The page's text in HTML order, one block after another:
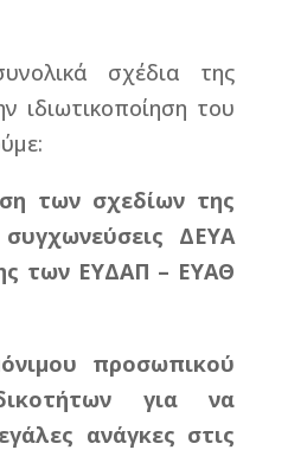
σχέδια της
ιδιωτικοποίηση του
των σχεδίων της
ΔΕΥΑ
των ΕΥΔΑΠ – ΕΥΑΘ
προσωπικού
για να
ανάγκες στις